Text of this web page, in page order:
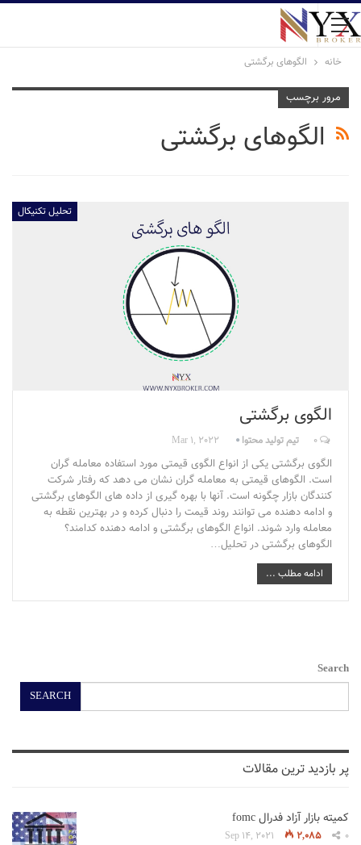
خانه الگوهای برگشتی
مرور برچسب
الگوهای برگشتی
تحلیل تکنیکال
الگوی برگشتی
تیم تولید محتوا Mar 1, 2022
الگوی برگشتی یکی از انواع الگوی قیمتی مورد استفاده معامله گران
است. الگوهای قیمتی به معامله گران نشان می دهد که رفتار شرکت
کنندگان بازار چگونه است. آنها با بهره گیری از داده های الگوهای برگشتی
و ادامه دهنده می توانند روند قیمت را دنبال کرده و در بهترین نقطه به
معامله وارد شوند. انواع الگوهای برگشتی و ادامه دهنده کدامند؟
الگوهای برگشتی در تحلیل…
ادامه مطلب ...
Search
SEARCH
پر بازدید ترین مقالات
کمیته بازار آزاد فدرال fomc
Sep 14, 2021 2,085 0